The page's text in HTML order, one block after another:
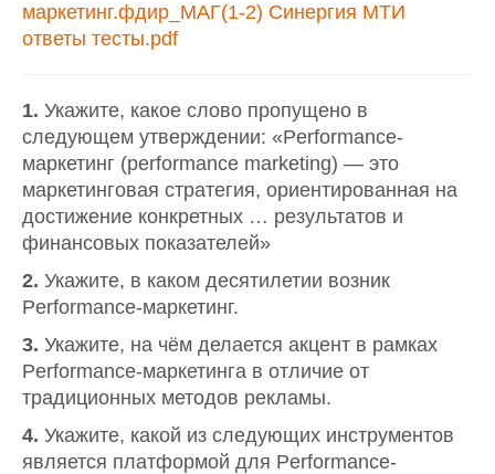
маркетинг.фдир_МАГ(1-2) Синергия МТИ
ответы тесты.pdf
1. Укажите, какое слово пропущено в
следующем утверждении: «Performance-
маркетинг (performance marketing) — это
маркетинговая стратегия, ориентированная на
достижение конкретных … результатов и
финансовых показателей»
2. Укажите, в каком десятилетии возник
Performance-маркетинг.
3. Укажите, на чём делается акцент в рамках
Performance-маркетинга в отличие от
традиционных методов рекламы.
4. Укажите, какой из следующих инструментов
является платформой для Performance-